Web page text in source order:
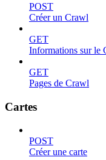
POST
Créer un Crawl
GET
Informations sur le
GET
Pages de Crawl
Cartes
POST
Créer une carte